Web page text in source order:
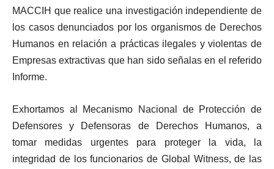
MACCIH que realice una investigación independiente de
los casos denunciados por los organismos de Derechos
Humanos en relación a prácticas ilegales y violentas de
Empresas extractivas que han sido señalas en el referido
Informe.
Exhortamos al Mecanismo Nacional de Protección de
Defensores y Defensoras de Derechos Humanos, a
tomar medidas urgentes para proteger la vida, la
integridad de los funcionarios de Global Witness, de las